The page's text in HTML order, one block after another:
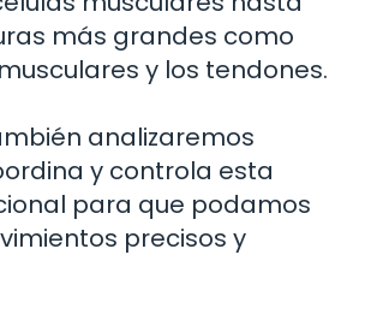
más grandes como
y los tendones.
analizaremos
y controla esta
para que podamos
precisos y